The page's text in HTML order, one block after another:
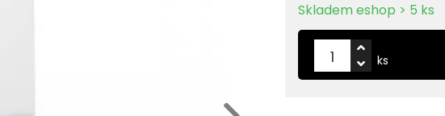
Skladem eshop > 5 ks
ks